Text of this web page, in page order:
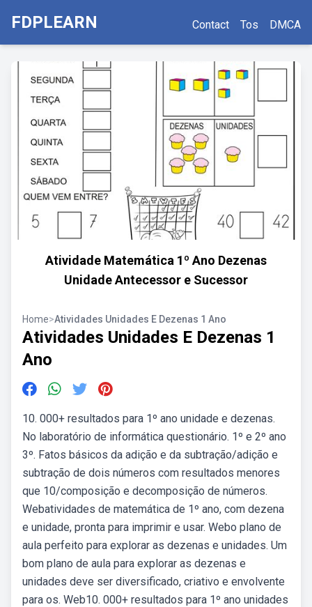
FDPLEARN Contact Tos DMCA
Atividade Matemática 1º Ano Dezenas
Unidade Antecessor e Sucessor
Home>Atividades Unidades E Dezenas 1 Ano
Atividades Unidades E Dezenas 1
Ano
10. 000+ resultados para 1º ano unidade e dezenas.
No laboratório de informática questionário. 1º e 2º ano
3º. Fatos básicos da adição e da subtração/adição e
subtração de dois números com resultados menores
que 10/composição e decomposição de números.
Webatividades de matemática de 1º ano, com dezena
e unidade, pronta para imprimir e usar. Webo plano de
aula perfeito para explorar as dezenas e unidades. Um
bom plano de aula para explorar as dezenas e
unidades deve ser diversificado, criativo e envolvente
para os. Web10. 000+ resultados para 1º ano unidades